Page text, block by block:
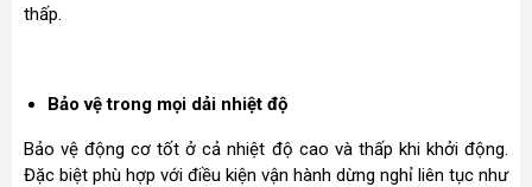
thấp.
Bảo vệ trong mọi dải nhiệt độ
Bảo vệ động cơ tốt ở cả nhiệt độ cao và thấp khi khởi động.
Đặc biệt phù hợp với điều kiện vận hành dừng nghỉ liên tục như